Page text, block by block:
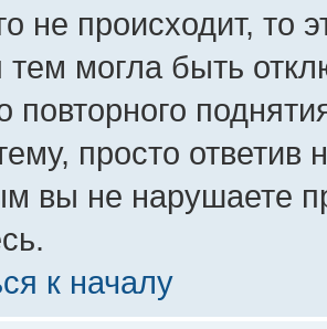
не происходит, то
тем могла быть
повторного
просто ответив
вы не нарушаете
к началу